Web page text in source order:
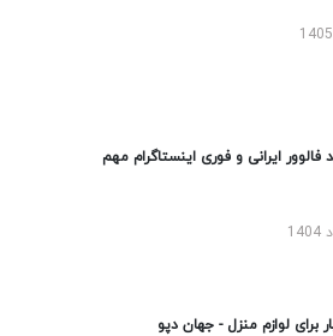
ایرانی و فوری اینستاگرام مهم
برای لوازم منزل - جهان دپو